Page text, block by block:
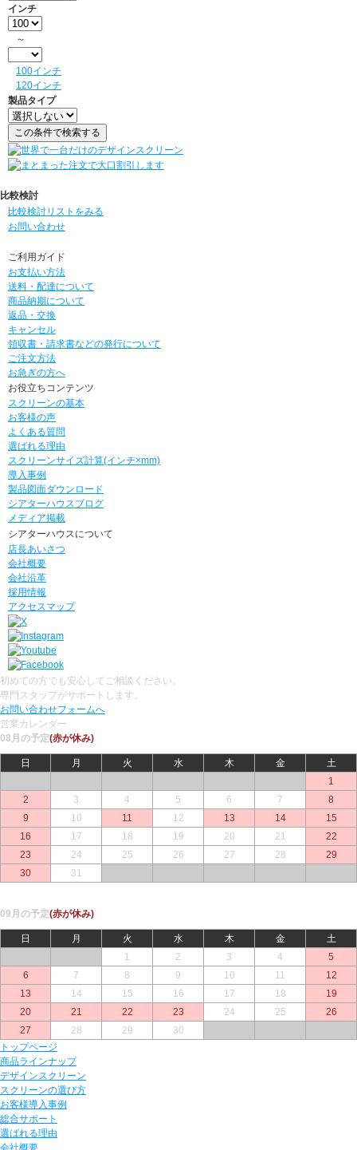
インチ
～
100インチ
120インチ
製品タイプ
比較検討
比較検討リストをみる
お問い合わせ
ご利用ガイド
お支払い方法
送料・配達について
商品納期について
返品・交換
キャンセル
領収書・請求書などの発行について
ご注文方法
お急ぎの方へ
お役立ちコンテンツ
スクリーンの基本
お客様の声
よくある質問
選ばれる理由
スクリーンサイズ計算(インチ×mm)
導入事例
製品図面ダウンロード
シアターハウスブログ
メディア掲載
シアターハウスについて
店長あいさつ
会社概要
会社沿革
採用情報
アクセスマップ
初めての方でも安心してご相談ください。
専門スタッフがサポートします。
お問い合わせフォームへ
営業カレンダー
08月の予定(赤が休み)
日 月 火 水 木 金
土
1
2
3 4 5 6 7
8
9
10 11 12 13 14
15
16
17 18 19 20 21
22
23
24 25 26 27 28
29
30
31
09月の予定(赤が休み)
日 月 火 水 木 金
土
1 2 3 4
5
6
7 8 9 10 11
12
13
14 15 16 17 18
19
20
21 22 23 24 25
26
27
28 29 30
トップページ
商品ラインナップ
デザインスクリーン
スクリーンの選び方
お客様導入事例
総合サポート
選ばれる理由
会社概要